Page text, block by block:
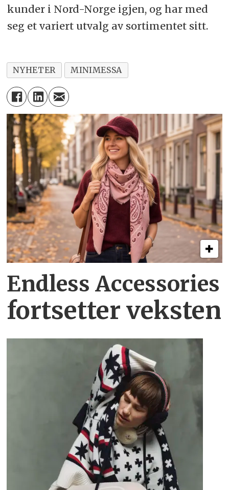
kunder i Nord-Norge igjen, og har med
seg et variert utvalg av sortimentet sitt.
NYHETER MINIMESSA
Endless Accessories
fortsetter veksten